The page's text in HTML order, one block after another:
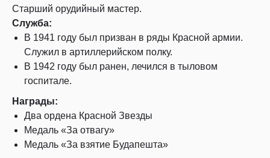
Старший орудийный мастер.
Служба:
В 1941 году был призван в ряды Красной армии.
Служил в артиллерийском полку.
В 1942 году был ранен, лечился в тыловом
госпитале.
Награды:
Два ордена Красной Звезды
Медаль «За отвагу»
Медаль «За взятие Будапешта»